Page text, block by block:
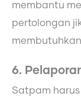
membantu
pertolongan
6.
Satpam